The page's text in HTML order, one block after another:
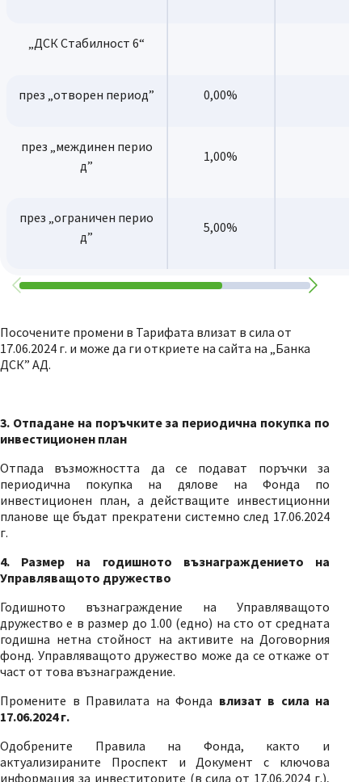
„ДСК Стабилност 6“
през „отворен период” 0,00%
през „междинен перио
д”
1,00%
през „ограничен перио
д”
5,00%
Посочените промени в Тарифата влизат в сила от
17.06.2024 г. и може да ги откриете на сайта на „Банка
ДСК” АД.
3. Отпадане на поръчките за периодична покупка по
инвестиционен план
Отпада възможността да се подават поръчки за
периодична покупка на дялове на Фонда по
инвестиционен план, а действащите инвестиционни
планове ще бъдат прекратени системно след 17.06.2024
г.
4. Размер на годишното възнаграждението на
Управляващото дружество
Годишното възнаграждение на Управляващото
дружество е в размер до 1.00 (едно) на сто от средната
годишна нетна стойност на активите на Договорния
фонд. Управляващото дружество може да се откаже от
част от това възнаграждение.
Промените в Правилата на Фонда влизат в сила на
17.06.2024 г.
Одобрените Правила на Фонда, както и
актуализираните Проспект и Документ с ключова
информация за инвеститорите (в сила от 17.06.2024 г.),